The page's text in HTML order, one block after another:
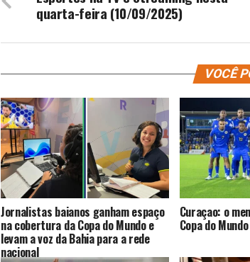
quarta-feira (10/09/2025)
VOCÊ
Jornalistas baianos ganham espaço
na cobertura da Copa do Mundo e
levam a voz da Bahia para a rede
nacional
Curaçao: o
Copa do